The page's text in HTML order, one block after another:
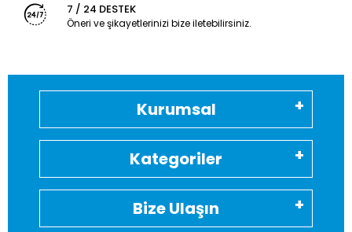
7 / 24 DESTEK
Öneri ve şikayetlerinizi bize iletebilirsiniz.
Kurumsal
Kategoriler
Bize Ulaşın